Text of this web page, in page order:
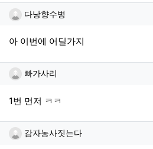
다낭향수병님의 댓글
다낭향수병
아 이번에 어딜가지
빠가사리님의 댓글
빠가사리
1번 먼저 ㅋㅋ
감자농사짓는다님
감자농사짓는다